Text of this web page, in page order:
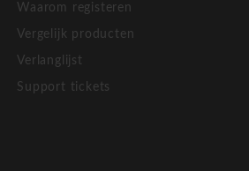
Waarom registeren
Vergelijk producten
Verlanglijst
Support tickets